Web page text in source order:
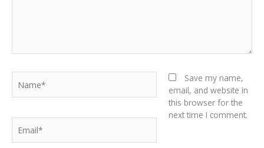
Save my name,
email, and website in
this browser for the
next time I comment.